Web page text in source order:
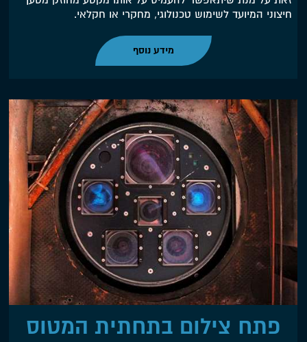
חיצוני המיועד לשימוש טכנולוגי, מחקרי או חקלאי.
מידע נוסף
פתח צילום בתחתית המטוס